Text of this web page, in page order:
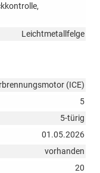
Leichtmetallfelge
(ICE)
5
5-türig
01.05.2026
vorhanden
20